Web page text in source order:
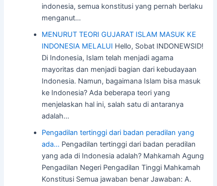
indonesia, semua konstitusi yang pernah berlaku
menganut…
MENURUT TEORI GUJARAT ISLAM MASUK KE
INDONESIA MELALUI Hello, Sobat INDONEWSID!
Di Indonesia, Islam telah menjadi agama
mayoritas dan menjadi bagian dari kebudayaan
Indonesia. Namun, bagaimana Islam bisa masuk
ke Indonesia? Ada beberapa teori yang
menjelaskan hal ini, salah satu di antaranya
adalah…
Pengadilan tertinggi dari badan peradilan yang
ada… Pengadilan tertinggi dari badan peradilan
yang ada di Indonesia adalah? Mahkamah Agung
Pengadilan Negeri Pengadilan Tinggi Mahkamah
Konstitusi Semua jawaban benar Jawaban: A.